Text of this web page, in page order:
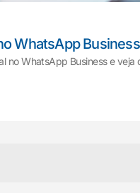
WhatsApp
no WhatsApp Business e